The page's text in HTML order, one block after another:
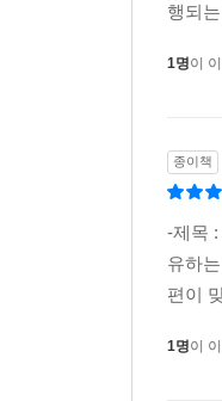
으로 눅진
난 내 인
께 즐겁
행되
1명이
종이책
-제목
유하
편이
1명이